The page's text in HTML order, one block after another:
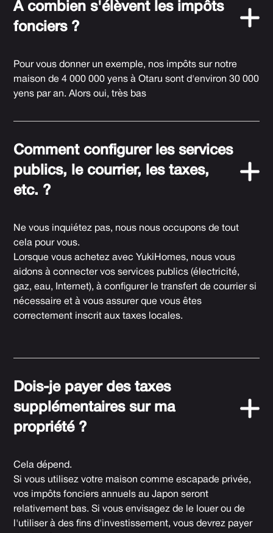
À combien s'élèvent les impôts
fonciers ?
Pour vous donner un exemple, nos impôts sur notre
maison de 4 000 000 yens à Otaru sont d'environ 30 000
yens par an. Alors oui, très bas
Comment configurer les services
publics, le courrier, les taxes,
etc. ?
Ne vous inquiétez pas, nous nous occupons de tout
cela pour vous.
Lorsque vous achetez avec YukiHomes, nous vous
aidons à connecter vos services publics (électricité,
gaz, eau, Internet), à configurer le transfert de courrier si
nécessaire et à vous assurer que vous êtes
correctement inscrit aux taxes locales.
Dois-je payer des taxes
supplémentaires sur ma
propriété ?
Cela dépend.
Si vous utilisez votre maison comme escapade privée,
vos impôts fonciers annuels au Japon seront
relativement bas. Si vous envisagez de le louer ou de
l'utiliser à des fins d'investissement, vous devrez payer